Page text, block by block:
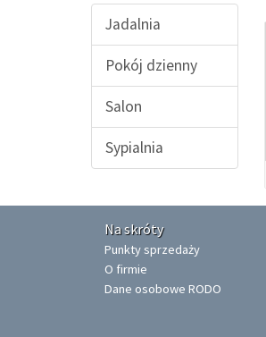
Jadalnia
Pokój dzienny
Salon
Sypialnia
Na skróty
Punkty sprzedaży
O firmie
Dane osobowe RODO